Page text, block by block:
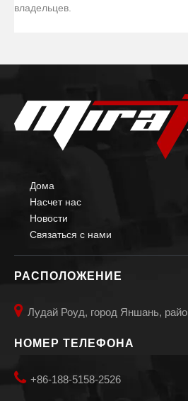
владельцев.
Дома
Насчет нас
Новости
Связаться с нами
РАСПОЛОЖЕНИЕ
 Лудай Роуд, город Яншань,
НОМЕР ТЕЛЕФОНА
 +86-188-5158-2526